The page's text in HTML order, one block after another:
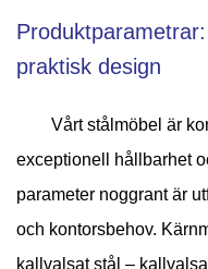
praktisk design
Vårt stålmöbel är
exceptionell hållbarhet
parameter noggrant är
och kontorsbehov.
kallvalsat stål –